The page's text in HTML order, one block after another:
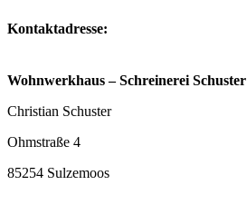
Kontaktadresse:
Wohnwerkhaus – Schreinerei Schuster
Christian Schuster
Ohmstraße 4
85254 Sulzemoos